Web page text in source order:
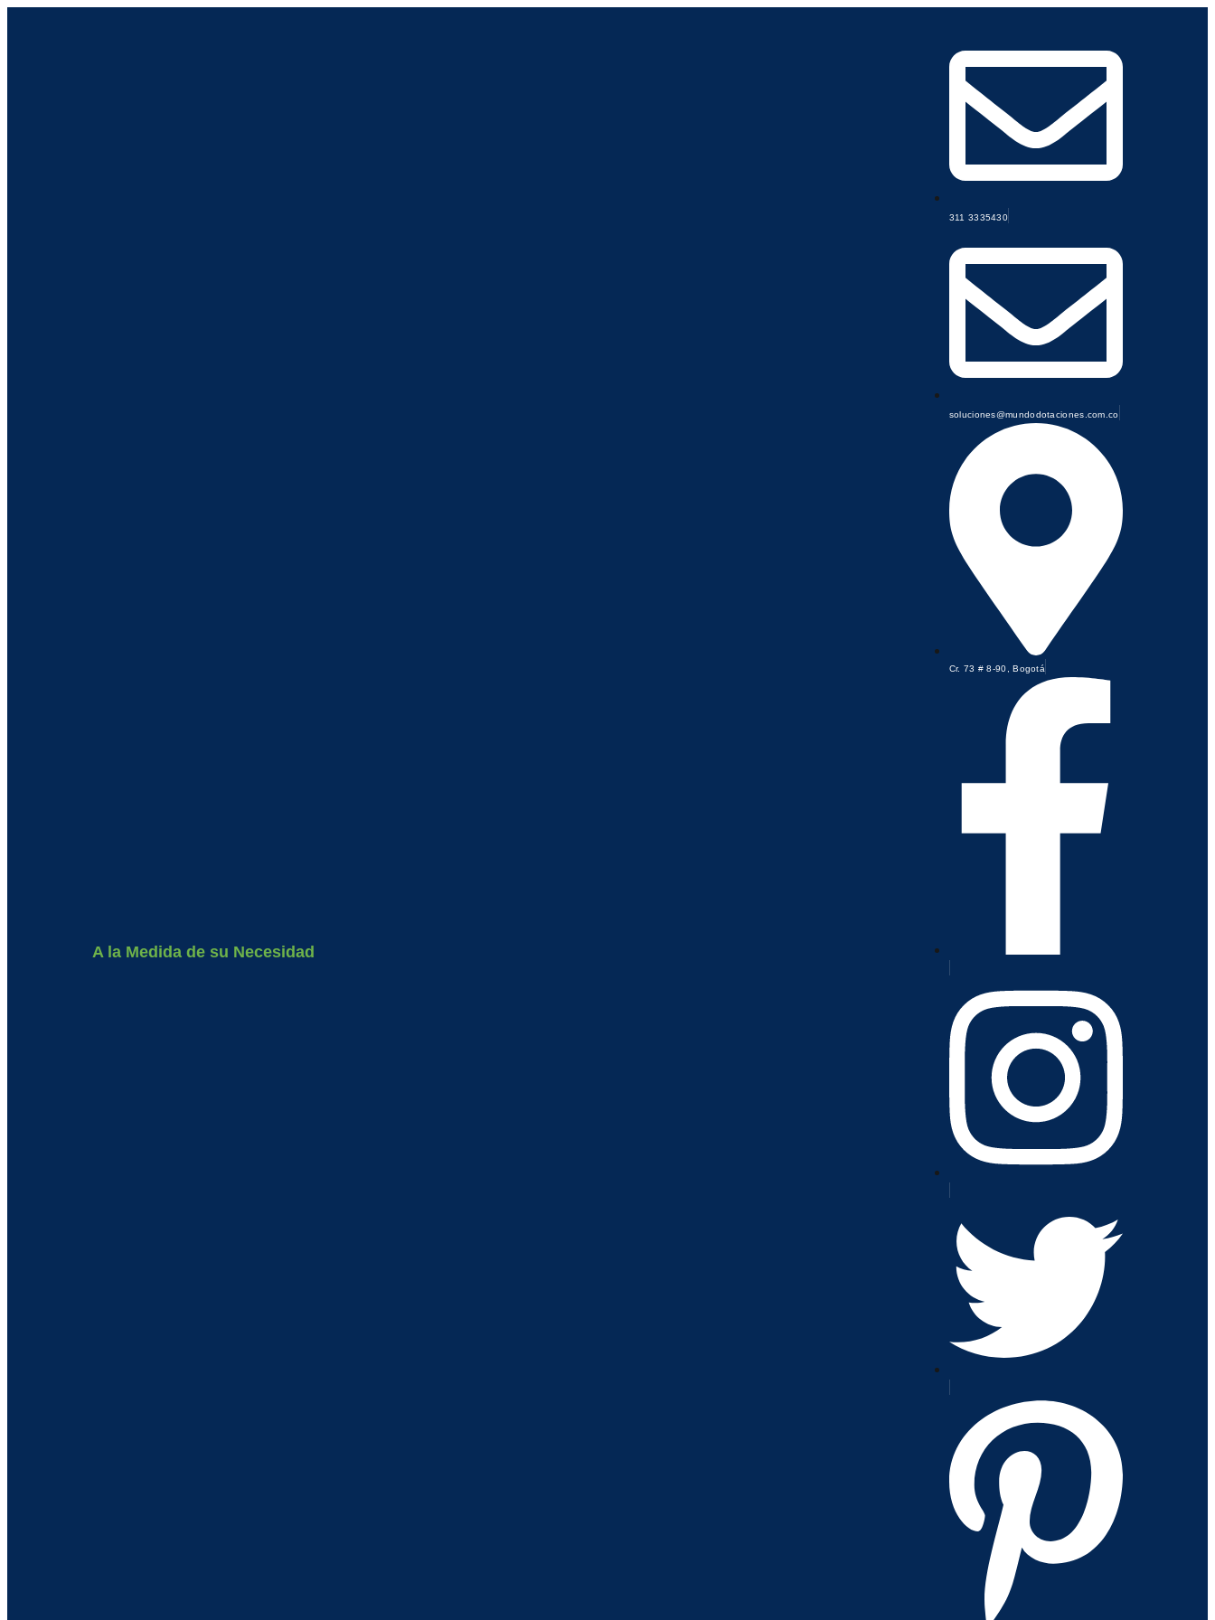
A la Medida de su Necesidad
311 3335430
soluciones@mundodotaciones.com.co
Cr. 73 # 8-90, Bogotá